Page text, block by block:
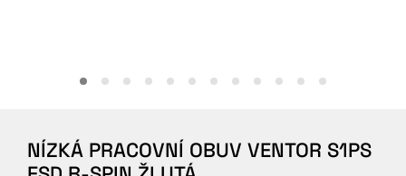
O NÁS
NÍZKÁ PRACOVNÍ OBUV VENTOR S1PS